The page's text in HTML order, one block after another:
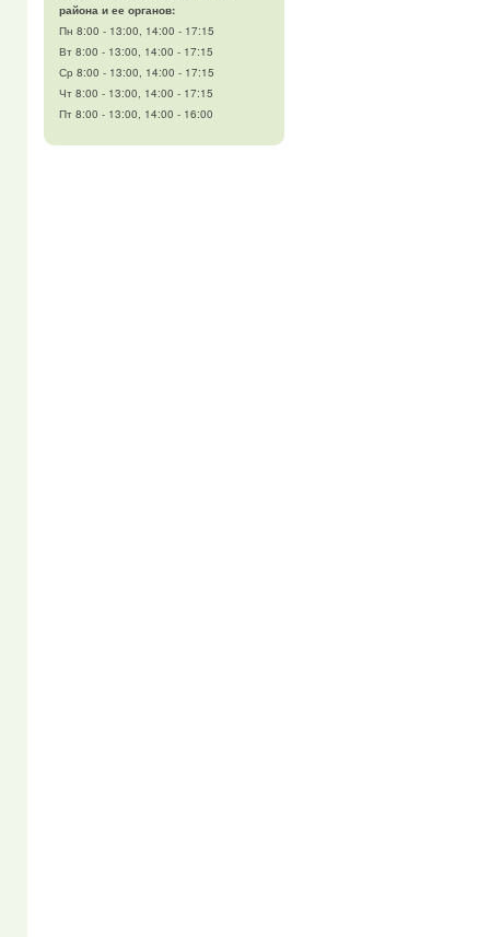
района и ее органов:
Пн 8:00 - 13:00, 14:00 - 17:15
Вт 8:00 - 13:00, 14:00 - 17:15
Ср 8:00 - 13:00, 14:00 - 17:15
Чт 8:00 - 13:00, 14:00 - 17:15
Пт 8:00 - 13:00, 14:00 - 16:00